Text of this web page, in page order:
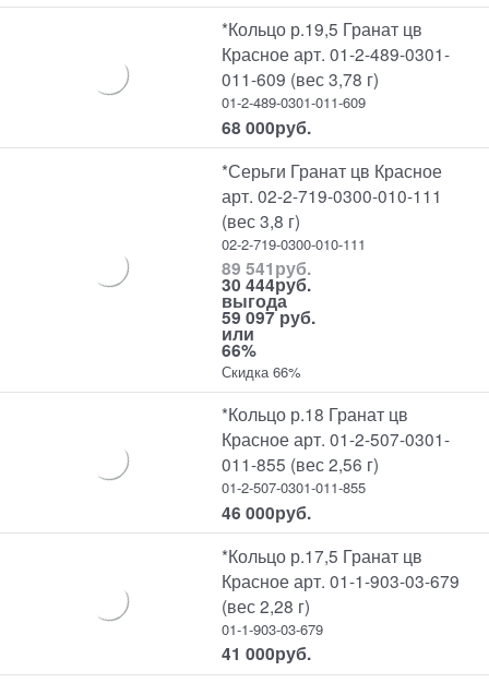
*Кольцо р.19,5 Гранат цв
Красное арт. 01-2-489-0301-
011-609 (вес 3,78 г)
01-2-489-0301-011-609
68 000руб.
*Серьги Гранат цв Красное
арт. 02-2-719-0300-010-111
(вес 3,8 г)
02-2-719-0300-010-111
89 541руб.
30 444руб.
выгода
59 097 руб.
или
66%
Скидка 66%
*Кольцо р.18 Гранат цв
Красное арт. 01-2-507-0301-
011-855 (вес 2,56 г)
01-2-507-0301-011-855
46 000руб.
*Кольцо р.17,5 Гранат цв
Красное арт. 01-1-903-03-679
(вес 2,28 г)
01-1-903-03-679
41 000руб.